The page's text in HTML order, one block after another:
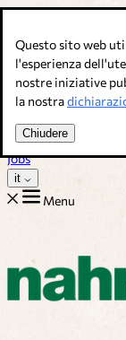
Questo sito web
l'esperienza
nostre iniziative
la nostra
Chiudere
Brodi, condimenti
Assistenza
Ricette
Consigli
Chi siamo
Jobs
it
Menu